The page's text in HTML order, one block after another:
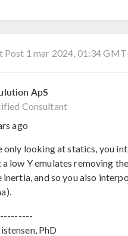
Post 1 mar 2024, 01:34
ApS
Consultant
ago
only looking at statics, you
a low Y emulates removing
inertia, and so you also
PhD